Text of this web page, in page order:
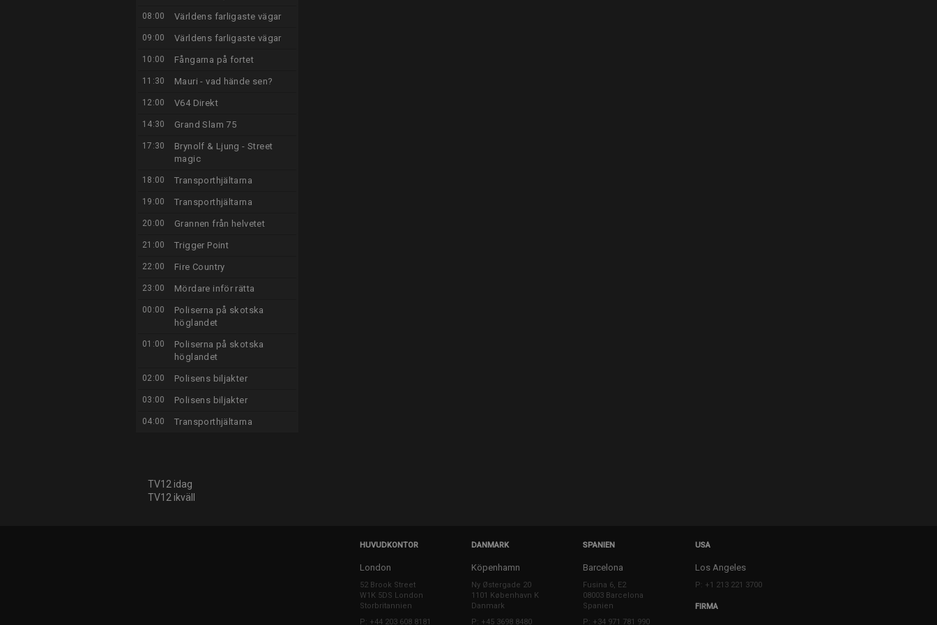
08:00 Världens farligaste vägar
09:00 Världens farligaste vägar
10:00 Fångarna på fortet
11:30 Mauri - vad hände sen?
12:00 V64 Direkt
14:30 Grand Slam 75
17:30
Brynolf & Ljung - Street
magic
18:00 Transporthjältarna
19:00 Transporthjältarna
20:00 Grannen från helvetet
21:00 Trigger Point
22:00 Fire Country
23:00 Mördare inför rätta
00:00
Poliserna på skotska
höglandet
01:00
Poliserna på skotska
höglandet
02:00 Polisens biljakter
03:00 Polisens biljakter
04:00 Transporthjältarna
TV12 idag
TV12 ikväll
HUVUDKONTOR
London
52 Brook Street
W1K 5DS London
Storbritannien
P: +44 203 608 8181
DANMARK
Köpenhamn
Ny Østergade 20
1101 København K
Danmark
P: +45 3698 8480
SPANIEN
Barcelona
Fusina 6, E2
08003 Barcelona
Spanien
P: +34 971 781 990
USA
Los Angeles
P: +1 213 221 3700
FIRMA